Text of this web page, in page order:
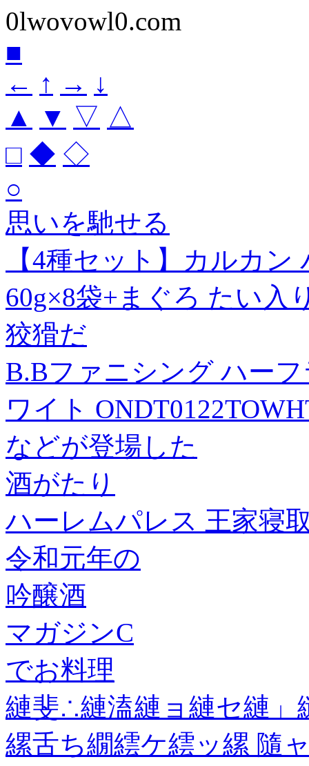
0lwovowl0.com
■
← ↑ → ↓
▲
▼ ▽ △
□ ◆ ◇
○
思いを馳せる
【4種セット】カルカ
60g×8袋+まぐろ たい入
狡猾だ
B.Bファニシング ハー
ワイト
などが登場した
酒がたり
ハーレムパレス 王家寝
令和元年の
吟醸酒
マガジンC
でお料理
縺斐∴縺溘縺ョ縺セ縺」
縲舌ち繝繧ケ繧ッ縲 隨